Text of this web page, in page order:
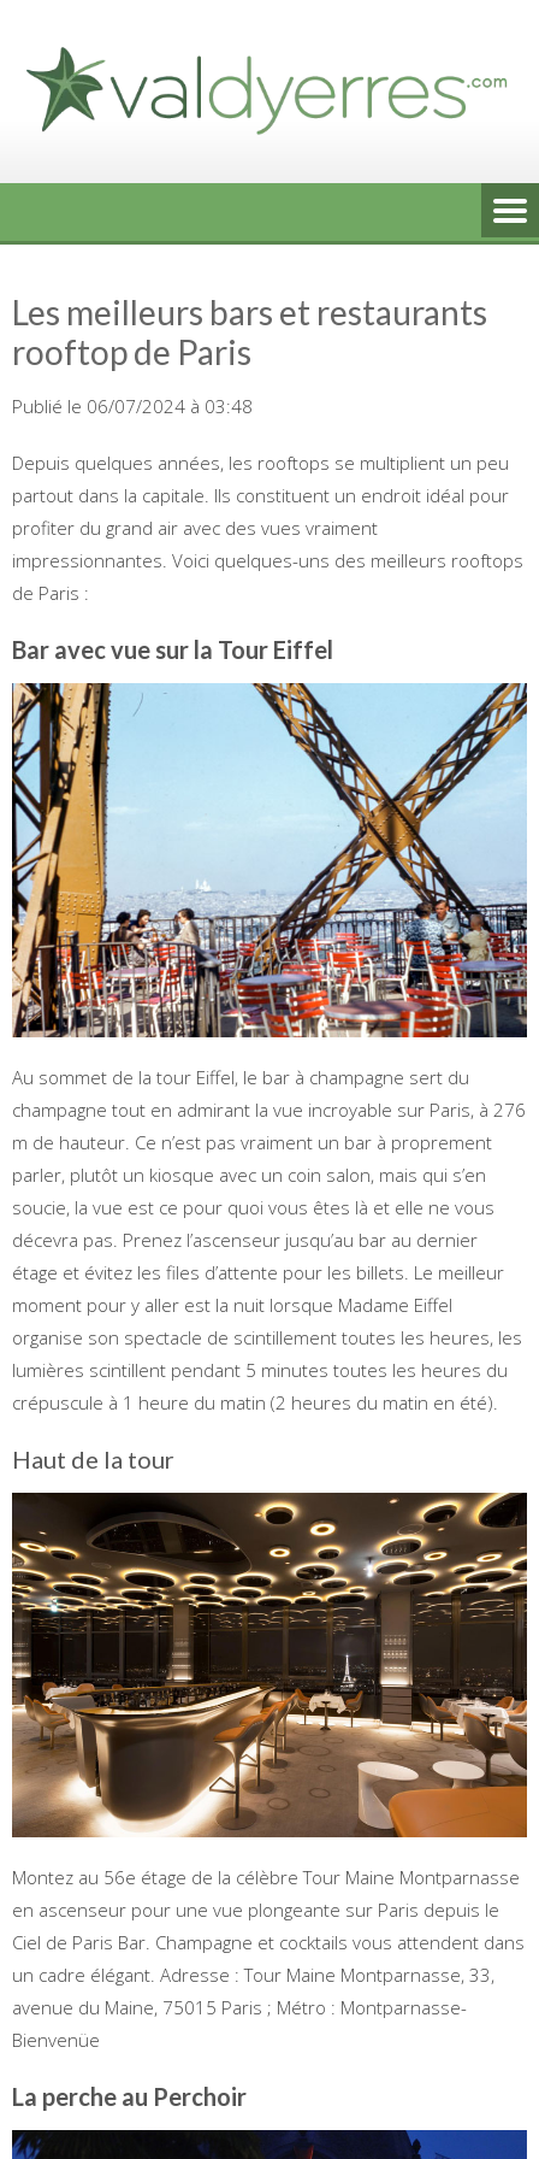
content
Les meilleurs bars et restaurants
rooftop de Paris
Publié le 06/07/2024 à 03:48
Depuis quelques années, les rooftops se multiplient un peu
partout dans la capitale. Ils constituent un endroit idéal pour
profiter du grand air avec des vues vraiment
impressionnantes. Voici quelques-uns des meilleurs rooftops
de Paris :
Bar avec vue sur la Tour Eiffel
Au sommet de la tour Eiffel, le bar à champagne sert du
champagne tout en admirant la vue incroyable sur Paris, à 276
m de hauteur. Ce n’est pas vraiment un bar à proprement
parler, plutôt un kiosque avec un coin salon, mais qui s’en
soucie, la vue est ce pour quoi vous êtes là et elle ne vous
décevra pas. Prenez l’ascenseur jusqu’au bar au dernier
étage et évitez les files d’attente pour les billets. Le meilleur
moment pour y aller est la nuit lorsque Madame Eiffel
organise son spectacle de scintillement toutes les heures, les
lumières scintillent pendant 5 minutes toutes les heures du
crépuscule à 1 heure du matin (2 heures du matin en été).
Haut de la tour
Montez au 56e étage de la célèbre Tour Maine Montparnasse
en ascenseur pour une vue plongeante sur Paris depuis le
Ciel de Paris Bar. Champagne et cocktails vous attendent dans
un cadre élégant. Adresse : Tour Maine Montparnasse, 33,
avenue du Maine, 75015 Paris ; Métro : Montparnasse-
Bienvenüe
La perche au Perchoir